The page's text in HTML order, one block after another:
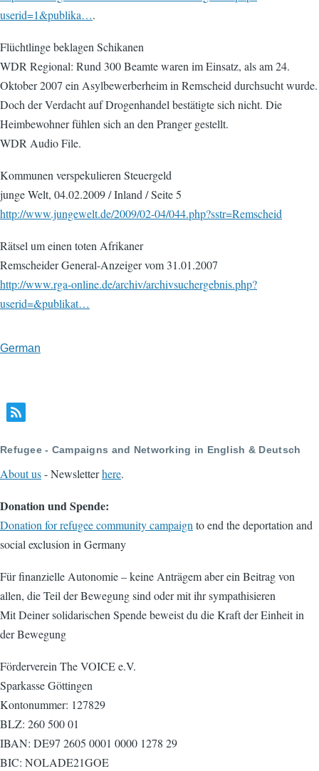
userid=1&publika….
Flüchtlinge beklagen Schikanen
WDR Regional: Rund 300 Beamte waren im Einsatz, als am 24.
Oktober 2007 ein Asylbewerberheim in Remscheid durchsucht wurde.
Doch der Verdacht auf Drogenhandel bestätigte sich nicht. Die
Heimbewohner fühlen sich an den Pranger gestellt.
WDR Audio File.
Kommunen verspekulieren Steuergeld
junge Welt, 04.02.2009 / Inland / Seite 5
http://www.jungewelt.de/2009/02-04/044.php?sstr=Remscheid
Rätsel um einen toten Afrikaner
Remscheider General-Anzeiger vom 31.01.2007
http://www.rga-online.de/archiv/archivsuchergebnis.php?
userid=&publikat…
German
Refugee - Campaigns and Networking in English & Deutsch
About us- Newsletterhere.
Donation und Spende:
Donation for refugee community campaignto end the deportation and
social exclusion in Germany
Für finanzielle Autonomie – keine Anträgem aber ein Beitrag von
allen, die Teil der Bewegung sind oder mit ihr sympathisieren
Mit Deiner solidarischen Spende beweist du die Kraft der Einheit in
der Bewegung
Förderverein The VOICE e.V.
Sparkasse Göttingen
Kontonummer: 127829
BLZ: 260 500 01
IBAN: DE97 2605 0001 0000 1278 29
BIC: NOLADE21GOE